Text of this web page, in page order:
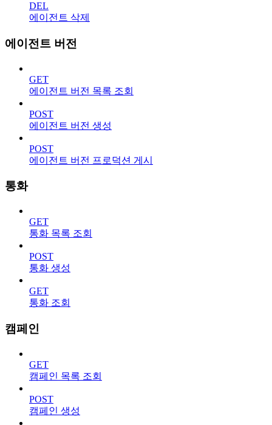
DEL
에이전트 삭제
에이전트 버전
GET
에이전트 버전 목록 조회
POST
에이전트 버전 생성
POST
에이전트 버전 프로덕션 게시
통화
GET
통화 목록 조회
POST
통화 생성
GET
통화 조회
캠페인
GET
캠페인 목록 조회
POST
캠페인 생성